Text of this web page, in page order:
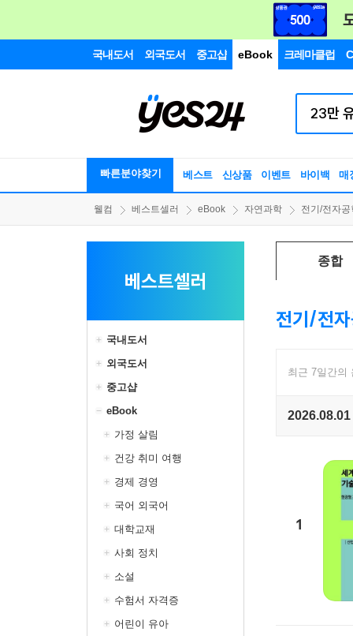
국내도서 외국도서 중고샵 eBook 크레마클럽
빠른분야찾기 베스트 신상품 이벤트 바이백 매
웰컴 베스트셀러 eBook 자연과학 전기/전자공
베스트셀러
국내도서
외국도서
중고샵
eBook
가정 살림
건강 취미 여행
경제 경영
국어 외국어
대학교재
사회 정치
소설
수험서 자격증
어린이 유아
종합
전기/전
최근 7일간의
1